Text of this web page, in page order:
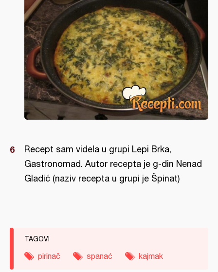
Recept sam videla u grupi Lepi Brka,
Gastronomad. Autor recepta je g-din Nenad
Gladić (naziv recepta u grupi je Špinat)
TAGOVI
pirinač spanać kajmak